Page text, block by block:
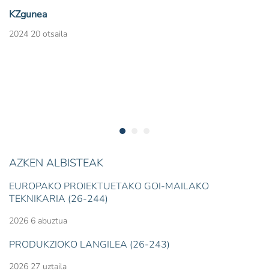
KZgunea
2024 20 otsaila
AZKEN ALBISTEAK
EUROPAKO PROIEKTUETAKO GOI-MAILAKO
TEKNIKARIA (26-244)
2026 6 abuztua
PRODUKZIOKO LANGILEA (26-243)
2026 27 uztaila